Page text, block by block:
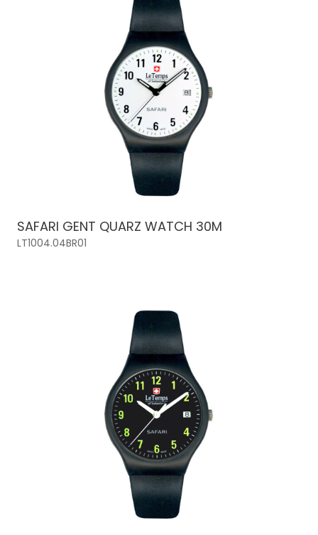
SAFARI GENT QUARZ WATCH 30M
LT1004.04BR01